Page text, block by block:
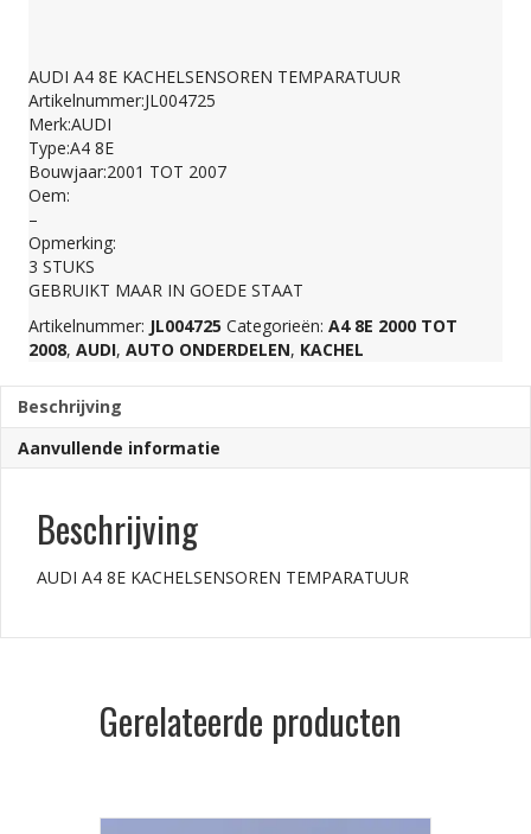
8E
KACHELSENSOREN
TEMPARATUUR
aantal
AUDI A4 8E KACHELSENSOREN TEMPARATUUR
Artikelnummer:JL004725
Merk:AUDI
Type:A4 8E
Bouwjaar:2001 TOT 2007
Oem:
–
Opmerking:
3 STUKS
GEBRUIKT MAAR IN GOEDE STAAT
Artikelnummer: JL004725 Categorieën: A4 8E 2000 TOT
2008, AUDI, AUTO ONDERDELEN, KACHEL
Beschrijving
Aanvullende informatie
Beschrijving
AUDI A4 8E KACHELSENSOREN TEMPARATUUR
Gerelateerde producten